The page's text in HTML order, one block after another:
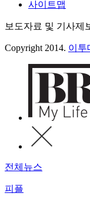
사이트맵
보도자료 및 기사제
Copyright 2014. 이투
전체뉴스
피플